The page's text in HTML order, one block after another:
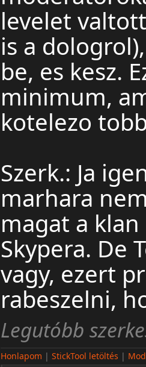
levelet
is a
be, es kesz.
minimum,
kotelezo
Szerk.: Ja
marhara
magat a
Skypera. De
vagy, ezert
rabeszelni,
Legutóbb
Honlapom | StickTool letöltés |